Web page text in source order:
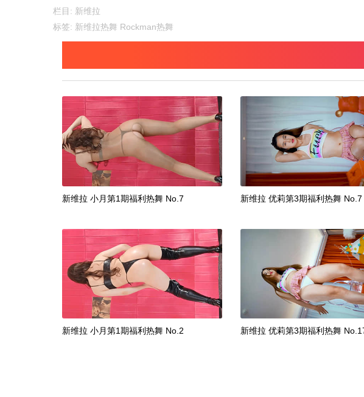
栏目: 新维拉
标签: 新维拉热舞 Rockman热舞
新维拉 小月第1期福利热舞 No.7 新维拉 优莉第3期福利热舞 No.7
新维拉 小月第1期福利热舞 No.2 新维拉 优莉第3期福利热舞